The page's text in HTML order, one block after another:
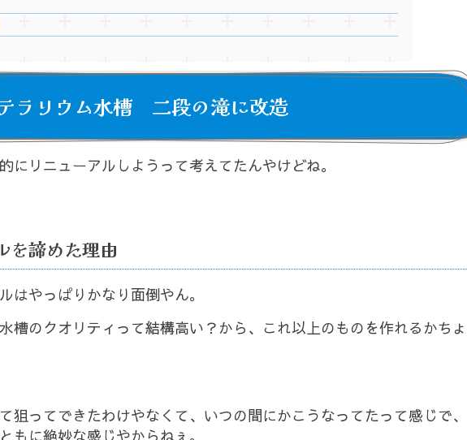
ラリウム水槽 二段の滝に改造
にリニューアルしようって考えてたんやけどね。
を諦めた理由
はやっぱりかなり面倒やん。
槽のクオリティって結構高い？から、これ以上のものを作れるかちょ
狙ってできたわけやなくて、いつの間にかこうなってたって感じで、
もに絶妙な感じやからねぇ。